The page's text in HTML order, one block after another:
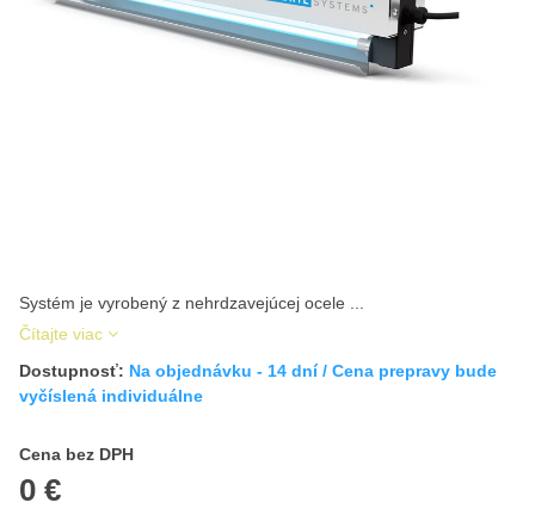
Systém je vyrobený z nehrdzavejúcej ocele ...
Čítajte viac
Dostupnosť: Na objednávku - 14 dní / Cena prepravy bude
vyčíslená individuálne
Cena bez DPH
0 €
Cena s DPH